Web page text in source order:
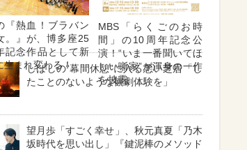
『熱血！ブラバン
。』が、博多座25
記念作品として新
生まれ変わる！
MBS「らくごのお時
間」の10周年記念公
演！“いま一番聞いてほ
しい噺家”が渾身の一作
を披露
しばしの“幕間休憩”に入る悪い芝居「し
たことのないような観劇体験を」
望月歩「すごく幸せ」、秋元真夏「乃木
坂時代を思い出し」『鍵泥棒のメソッド